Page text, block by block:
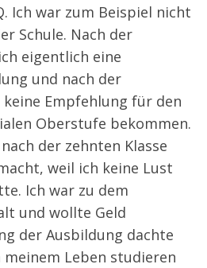
Ich war zum Beispiel nicht
Schule. Nach der
eigentlich eine
und nach der
keine Empfehlung für den
Oberstufe bekommen.
der zehnten Klasse
weil ich keine Lust
Ich war zu dem
und wollte Geld
der Ausbildung dachte
meinem Leben studieren